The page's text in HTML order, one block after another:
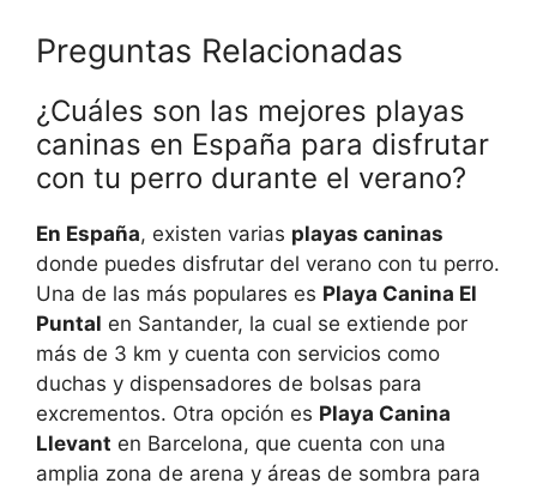
Preguntas Relacionadas
¿Cuáles son las mejores playas
caninas en España para disfrutar
con tu perro durante el verano?
En España, existen varias playas caninas
donde puedes disfrutar del verano con tu perro.
Una de las más populares es Playa Canina El
Puntal en Santander, la cual se extiende por
más de 3 km y cuenta con servicios como
duchas y dispensadores de bolsas para
excrementos. Otra opción es Playa Canina
Llevant en Barcelona, que cuenta con una
amplia zona de arena y áreas de sombra para